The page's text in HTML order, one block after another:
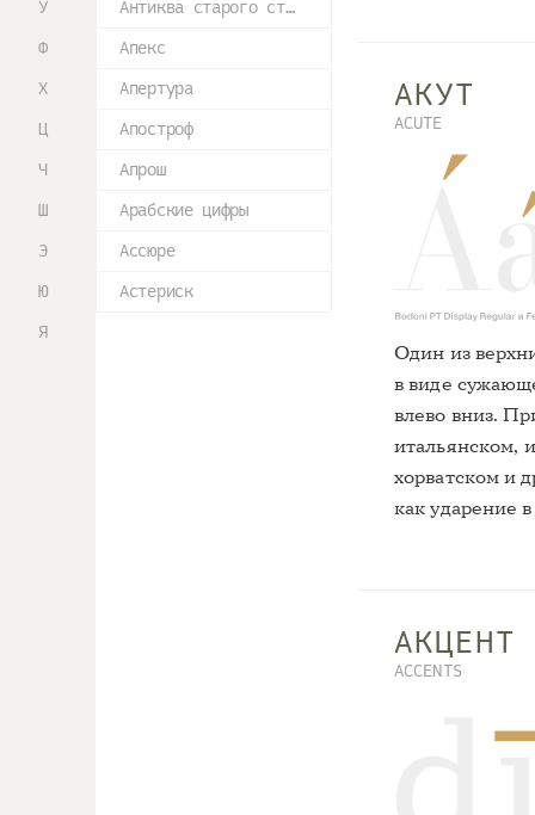
У
Ф
Х
Ц
Ч
Ш
Э
Ю
Я
Антиква старого стиля
Апекс
Апертура
Апостроф
Апрош
Арабские цифры
Ассюре
Астериск
АКУТ
ACUTE
Один из
в виде
влево вниз.
итальянском,
хорватском и
как ударение
АКЦЕНТ
ACCENTS